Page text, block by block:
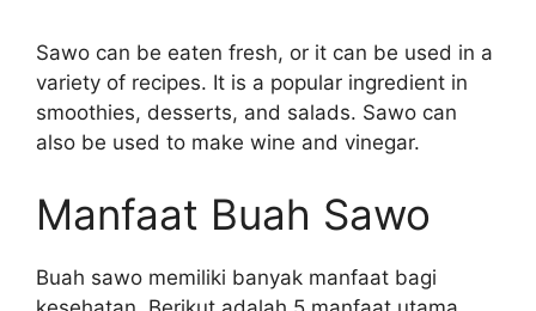
Sawo can be eaten fresh, or it can be used in a
variety of recipes. It is a popular ingredient in
smoothies, desserts, and salads. Sawo can
also be used to make wine and vinegar.
Manfaat Buah Sawo
Buah sawo memiliki banyak manfaat bagi